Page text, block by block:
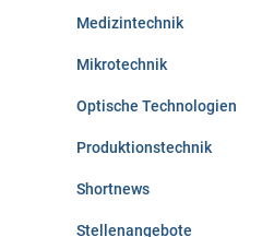
Medizintechnik
Mikrotechnik
Optische Technologien
Produktionstechnik
Shortnews
Stellenangebote